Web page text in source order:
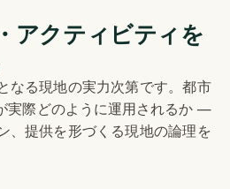
アクティビティを
なる現地の実力次第です。都市
実際どのように運用されるか —
、提供を形づくる現地の論理を